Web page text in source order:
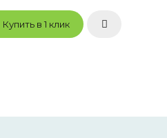
Купить в 1 клик